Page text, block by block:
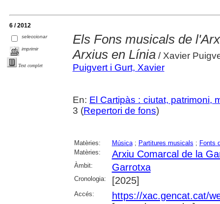
6 / 2012
seleccionar
imprimir
Text complet
Els Fons musicals de
Arxius en Línia/ Xavier
Puigvert i Gurt, Xavier
En: El Cartipàs : ciutat, patrimoni,
3 (Repertori de fons)
Matèries: Música; Partitures musicals ; Fonts
Matèries:
Arxiu Comarcal de la
Àmbit: Garrotxa
Cronologia: [2025]
Accés:
https://xac.gencat.cat/